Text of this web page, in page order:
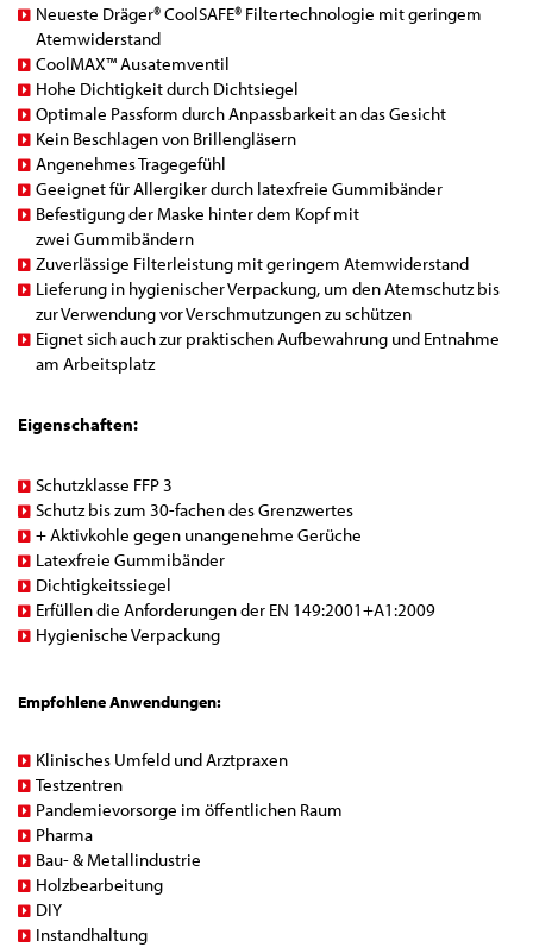
Neueste Dräger® CoolSAFE® Filtertechnologie mit geringem
Atemwiderstand
CoolMAX™ Ausatemventil
Hohe Dichtigkeit durch Dichtsiegel
Optimale Passform durch Anpassbarkeit an das Gesicht
Kein Beschlagen von Brillengläsern
Angenehmes Tragegefühl
Geeignet für Allergiker durch latexfreie Gummibänder
Befestigung der Maske hinter dem Kopf mit
zwei Gummibändern
Zuverlässige Filterleistung mit geringem Atemwiderstand
Lieferung in hygienischer Verpackung, um den Atemschutz bis
zur Verwendung vor Verschmutzungen zu schützen
Eignet sich auch zur praktischen Aufbewahrung und Entnahme
am Arbeitsplatz
Eigenschaften:
Schutzklasse FFP 3
Schutz bis zum 30-fachen des Grenzwertes
+ Aktivkohle gegen unangenehme Gerüche
Latexfreie Gummibänder
Dichtigkeitssiegel
Erfüllen die Anforderungen der EN 149:2001+A1:2009
Hygienische Verpackung
Empfohlene Anwendungen:
Klinisches Umfeld und Arztpraxen
Testzentren
Pandemievorsorge im öffentlichen Raum
Pharma
Bau- & Metallindustrie
Holzbearbeitung
DIY
Instandhaltung